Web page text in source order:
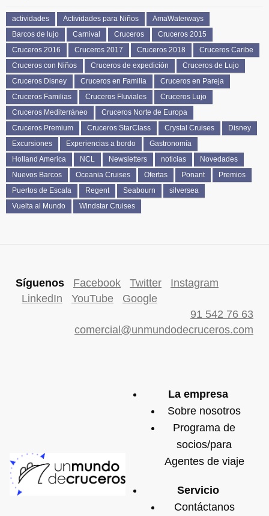
actividades Actividades para Niños
AmaWaterways
Barcos de lujo
Carnival Cruceros
Cruceros 2015
Cruceros 2016
Cruceros 2017 Cruceros 2018
Cruceros Caribe
Cruceros con Niños
Cruceros de expedición
Cruceros de Lujo
Cruceros Disney
Cruceros en Familia
Cruceros en Pareja
Cruceros Familias
Cruceros Fluviales
Cruceros Lujo
Cruceros Mediterráneo
Cruceros Norte de Europa
Cruceros Premium
Cruceros StarClass Crystal Cruises
Disney
Excursiones
Experiencias a bordo
Gastronomía
Holland America
NCL Newsletters noticias
Novedades
Nuevos Barcos
Oceania Cruises Ofertas Ponant
Premios
Puertos de Escala
Regent Seabourn
silversea
Vuelta al Mundo
Windstar Cruises
Síguenos Facebook Twitter
Instagram
LinkedIn
YouTube
Google
91 542 76 63
comercial@unmundodecruceros.com
La empresa
Sobre nosotros
Programa de
socios/para
Agentes de viaje
Servicio
Contáctanos